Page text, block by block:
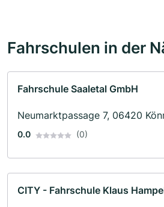
Fahrschulen in der
Fahrschule Saaletal GmbH
Neumarktpassage 7, 06420
0.0 (0)
CITY - Fahrschule Klaus